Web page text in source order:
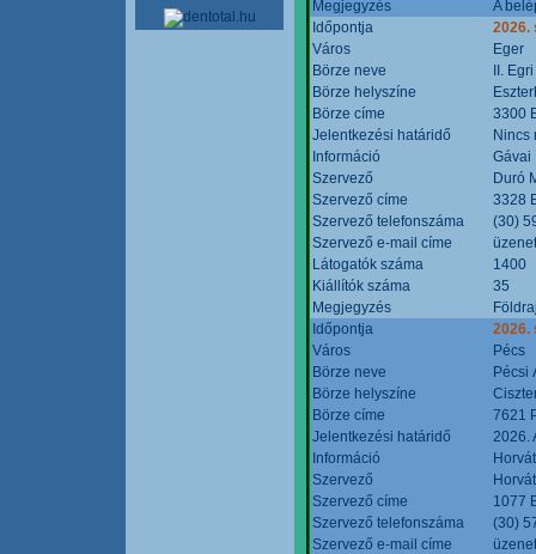
Megjegyzés
A
Időpontja
2026.
Város
Eger
Börze neve
II.
Börze helyszíne
Börze címe
3300
Jelentkezési határidő
Nincs
Információ
Gávai
Szervező
Duró
Szervező címe
3328
Szervező telefonszáma
(30)
Szervező e-mail címe
Látogatók száma
1400
Kiállítók száma
35
Megjegyzés
Időpontja
2026.
Város
Pécs
Börze neve
Pécsi
Börze helyszíne
Börze címe
7621
Jelentkezési határidő
2026.
Információ
Szervező
Szervező címe
1077
Szervező telefonszáma
(30)
Szervező e-mail címe